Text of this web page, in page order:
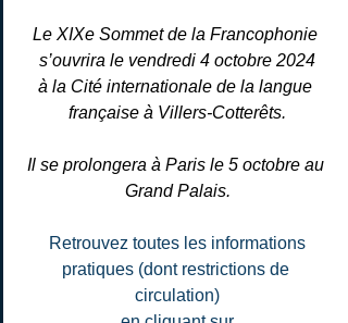
Le XIXe Sommet de la Francophonie
s’ouvrira le vendredi 4 octobre 2024
à la Cité internationale de la langue
française à Villers-Cotterêts.
Il se prolongera à Paris le 5 octobre au
Grand Palais.
Retrouvez toutes les informations
pratiques (dont restrictions de
circulation)